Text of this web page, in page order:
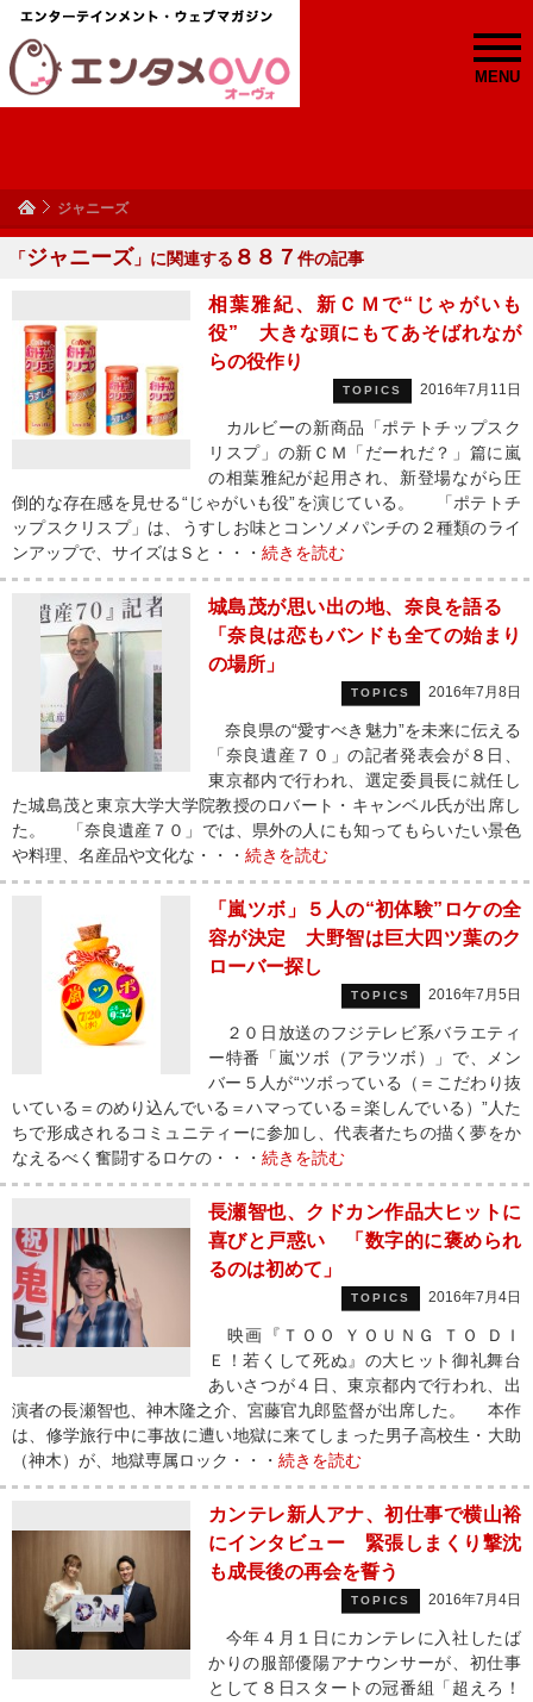
MENU
ジャニーズ
「ジャニーズ 」に関連する ８８７ 件の記事
相葉雅紀、新ＣＭで“じゃがいも
役” 大きな頭にもてあそばれなが
らの役作り
TOPICS 2016年7月11日
カルビーの新商品「ポテトチップスク
リスプ」の新ＣＭ「だーれだ？」篇に嵐
の相葉雅紀が起用され、新登場ながら圧
倒的な存在感を見せる“じゃがいも役”を演じている。 「ポテトチ
ップスクリスプ」は、うすしお味とコンソメパンチの２種類のライ
ンアップで、サイズはＳと・・・ 続きを読む
城島茂が思い出の地、奈良を語る
「奈良は恋もバンドも全ての始まり
の場所」
TOPICS 2016年7月8日
奈良県の“愛すべき魅力”を未来に伝える
「奈良遺産７０」の記者発表会が８日、
東京都内で行われ、選定委員長に就任し
た城島茂と東京大学大学院教授のロバート・キャンベル氏が出席し
た。 「奈良遺産７０」では、県外の人にも知ってもらいたい景色
や料理、名産品や文化な・・・ 続きを読む
「嵐ツボ」５人の“初体験”ロケの全
容が決定 大野智は巨大四ツ葉のク
ローバー探し
TOPICS 2016年7月5日
２０日放送のフジテレビ系バラエティ
ー特番「嵐ツボ（アラツボ）」で、メン
バー５人が“ツボっている（＝こだわり抜
いている＝のめり込んでいる＝ハマっている＝楽しんでいる）”人た
ちで形成されるコミュニティーに参加し、代表者たちの描く夢をか
なえるべく奮闘するロケの・・・ 続きを読む
長瀬智也、クドカン作品大ヒットに
喜びと戸惑い 「数字的に褒められ
るのは初めて」
TOPICS 2016年7月4日
映画『ＴＯＯ ＹＯＵＮＧ ＴＯ ＤＩ
Ｅ！若くして死ぬ』の大ヒット御礼舞台
あいさつが４日、東京都内で行われ、出
演者の長瀬智也、神木隆之介、宮藤官九郎監督が出席した。 本作
は、修学旅行中に事故に遭い地獄に来てしまった男子高校生・大助
（神木）が、地獄専属ロック・・・ 続きを読む
カンテレ新人アナ、初仕事で横山裕
にインタビュー 緊張しまくり撃沈
も成長後の再会を誓う
TOPICS 2016年7月4日
今年４月１日にカンテレに入社したば
かりの服部優陽アナウンサーが、初仕事
として８日スタートの冠番組「超えろ！